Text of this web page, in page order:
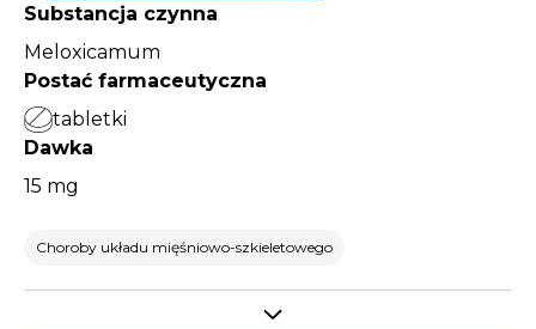
Substancja czynna
Meloxicamum
Postać farmaceutyczna
tabletki
Dawka
15 mg
Choroby układu mięśniowo-szkieletowego